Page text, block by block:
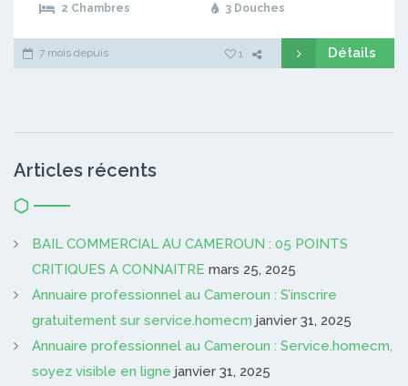
2 Chambres 3 Douches
7 mois depuis 1 Détails
Articles récents
BAIL COMMERCIAL AU CAMEROUN : 05 POINTS
CRITIQUES A CONNAITRE mars 25, 2025
Annuaire professionnel au Cameroun : S’inscrire
gratuitement sur service.homecm janvier 31, 2025
Annuaire professionnel au Cameroun : Service.homecm,
soyez visible en ligne janvier 31, 2025